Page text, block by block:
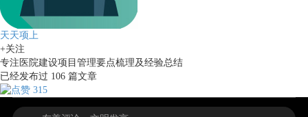
天天项上
+关注
专注医院建设项目管理要点梳理及经验总结
已经发布过 106 篇文章
315